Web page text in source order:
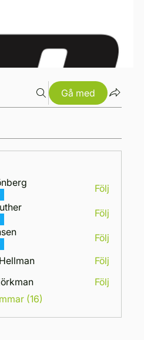
Gå med
Följ
Följ
Följ
Följ
Följ
(16)